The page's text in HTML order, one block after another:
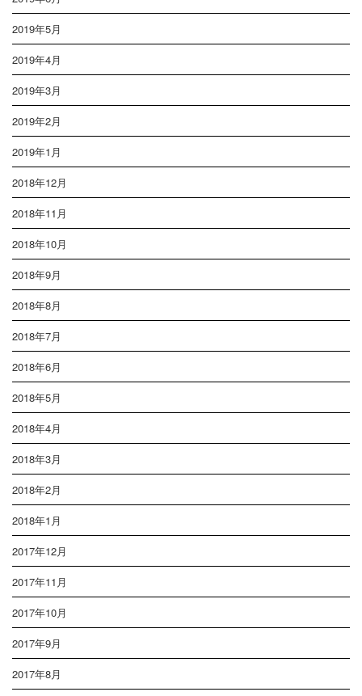
2019年5月
2019年4月
2019年3月
2019年2月
2019年1月
2018年12月
2018年11月
2018年10月
2018年9月
2018年8月
2018年7月
2018年6月
2018年5月
2018年4月
2018年3月
2018年2月
2018年1月
2017年12月
2017年11月
2017年10月
2017年9月
2017年8月